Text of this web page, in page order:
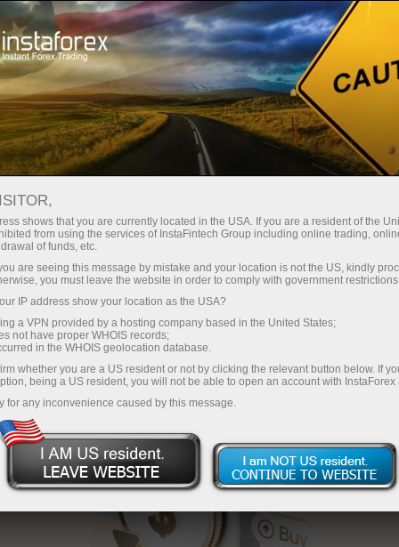
InstaForex
مع إنستا فوركس، يمكنك الوصول إلى
إلى 1:5000، وبعض من أفضل فروق
الأسعار والعمولات في السوق، وظروف
مواتية لتداول الأسهم والمؤشرات
فوركس الحصول على مكافأة تصل إلى
30% على إيداعه، والاستفادة من
عروض ترويجية وعروض خاصة أخرى.
صغير الحجم
30% مكافأة
لكل إيداع
سرعة
في التجارة وعلى الطريق السريع
جائزة هديتك الشخصية الكبرى
قم بإيداع المبلغ في حسابك باستخدام $333 — اختر هدية
تصل قيمتها إلى $1,500
تداول بدون مخاطرة -
نحن نضمن أرباحك
shows that you are currently located in the USA. If you are a resident of the
from using the services of InstaFintech Group including online trading,
of funds, etc.
are seeing this message by mistake and your location is not the US, kindly
you must leave the website in order to comply with government
IP address show your location as the USA?
a VPN provided by a hosting company based in the United States;
not have proper WHOIS records;
in the WHOIS geolocation database.
whether you are a US resident or not by clicking the relevant button below. If
being a US resident, you will not be able to open an account with InstaForex
for any inconvenience caused by this message.